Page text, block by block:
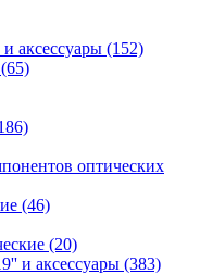
аксессуары (152)
(65)
оптических
(46)
(20)
и аксессуары (383)